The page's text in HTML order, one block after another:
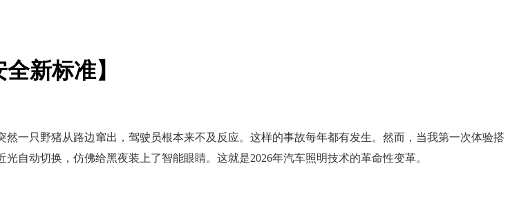
新标准】
一只野猪从路边窜出，驾驶员根本来不及反应。这样的事故每年都有发生。然而，当我第一次体验搭
动切换，仿佛给黑夜装上了智能眼睛。这就是2026年汽车照明技术的革命性变革。